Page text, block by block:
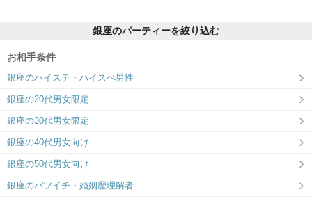
理想的な出会いを、銀座ラウンジで。
6対6～｜食事・ドリンク付きグループト
銀座のパーティーを絞り込む
お相手条件
銀座のハイステ・ハイスぺ男性
銀座の20代男女限定
銀座の30代男女限定
銀座の40代男女向け
銀座の50代男女向け
銀座のバツイチ・婚姻歴理解者